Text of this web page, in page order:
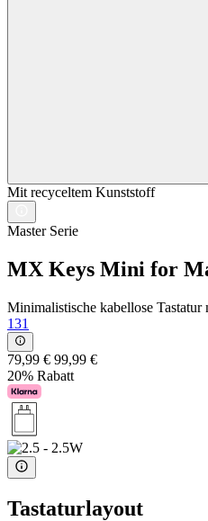
Mit recyceltem Kunststoff
Master Serie
MX Keys Mini for
Minimalistische kabellose Tastatur
131
79,99 € 99,99 €
20% Rabatt
Tastaturlayout